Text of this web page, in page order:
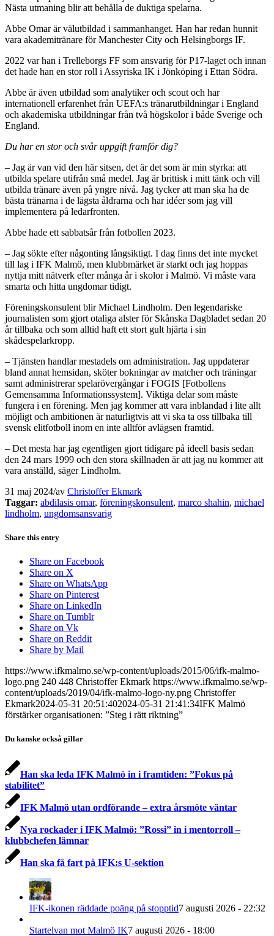
Nästa utmaning blir att behålla de duktiga spelarna.
Abbe Omar är välutbildad i sammanhanget. Han har redan hunnit
vara akademitränare för Manchester City och Helsingborgs IF.
2022 var han i Trelleborgs FF som ansvarig för P17-laget och innan
det hade han en stor roll i Assyriska IK i Jönköping i Ettan Södra.
Abbe är även utbildad som analytiker och scout och har
internationell erfarenhet från UEFA:s tränarutbildningar i England
och akademiska utbildningar från två högskolor i både Sverige och
England.
Du har en stor och svår uppgift framför dig?
– Jag är van vid den här sitsen, det är det som är min styrka: att
utbilda spelare utifrån små medel. Jag är brittisk i mitt tänk och vill
utbilda tränare även på yngre nivå. Jag tycker att man ska ha de
bästa tränarna i de lägsta åldrarna och har idéer som jag vill
implementera på ledarfronten.
Abbe hade ett sabbatsår från fotbollen 2023.
– Jag sökte efter någonting långsiktigt. I dag finns det inte mycket
till lag i IFK Malmö, men klubbmärket är starkt och jag hoppas
nyttja mitt nätverk efter många år i skolor i Malmö. Vi måste vara
smarta och hitta ungdomar tidigt.
Föreningskonsulent blir Michael Lindholm. Den legendariske
journalisten som gjort otaliga alster för Skånska Dagbladet sedan 20
år tillbaka och som alltid haft ett stort gult hjärta i sin
skådespelarkropp.
– Tjänsten handlar mestadels om administration. Jag uppdaterar
bland annat hemsidan, sköter bokningar av matcher och träningar
samt administrerar spelarövergångar i FOGIS [Fotbollens
Gemensamma Informationssystem]. Viktiga delar som måste
fungera i en förening. Men jag kommer att vara inblandad i lite allt
möjligt och ambitionen är naturligtvis att vi ska ta oss tillbaka till
svensk elitfotboll inom en inte alltför avlägsen framtid.
– Det mesta har jag egentligen gjort tidigare på ideell basis sedan
den 24 mars 1999 och den stora skillnaden är att jag nu kommer att
vara anställd, säger Lindholm.
31 maj 2024/av Christoffer Ekmark
Taggar: abdilasis omar, föreningskonsulent, marco shahin, michael
lindholm, ungdomsansvarig
Share this entry
Share on Facebook
Share on X
Share on WhatsApp
Share on Pinterest
Share on LinkedIn
Share on Tumblr
Share on Vk
Share on Reddit
Share by Mail
https://www.ifkmalmo.se/wp-content/uploads/2015/06/ifk-malmo-
logo.png 240 448 Christoffer Ekmark https://www.ifkmalmo.se/wp-
content/uploads/2019/04/ifk-malmo-logo-ny.png Christoffer
Ekmark2024-05-31 20:51:402024-05-31 21:41:34IFK Malmö
förstärker organisationen: ”Steg i rätt riktning”
Du kanske också gillar
Han ska leda IFK Malmö in i framtiden: ”Fokus på
stabilitet”
IFK Malmö utan ordförande – extra årsmöte väntar
Nya rockader i IFK Malmö: ”Rossi” in i mentorroll –
klubbchefen lämnar
Han ska få fart på IFK:s U-sektion
IFK-ikonen räddade poäng på stopptid7 augusti 2026 - 22:32
Startelvan mot Malmö IK7 augusti 2026 - 18:00